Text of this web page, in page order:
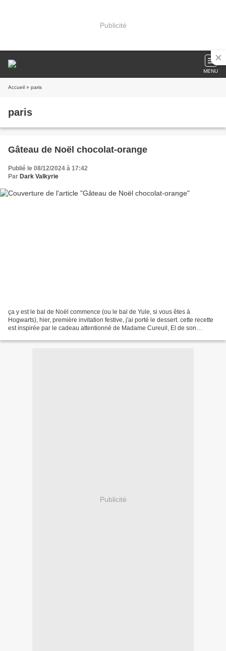
Publicité
MENU
Accueil » paris
paris
Gâteau de Noël chocolat-orange
Publié le 08/12/2024 à 17:42
Par Dark Valkyrie
ça y est le bal de Noël commence (ou le bal de Yule, si vous êtes à
Hogwarts), hier, première invitation festive, j'ai porté le dessert. cette recette
est inspirée par le cadeau attentionné de Madame Cureuil, El de son
Publicité